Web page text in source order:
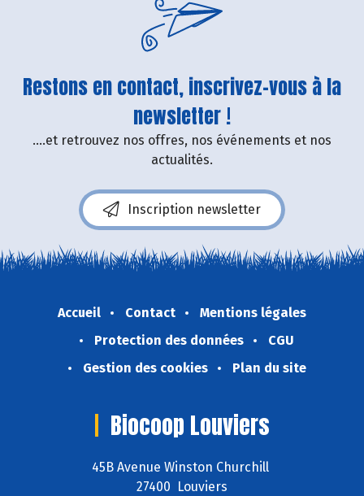
Restons en contact, inscrivez-vous à la
newsletter !
....et retrouvez nos offres, nos événements et nos
actualités.
Inscription newsletter
Accueil Contact
Mentions légales
Protection des données
CGU
Gestion des cookies
Plan du site
Biocoop Louviers
45B Avenue Winston Churchill
27400 Louviers